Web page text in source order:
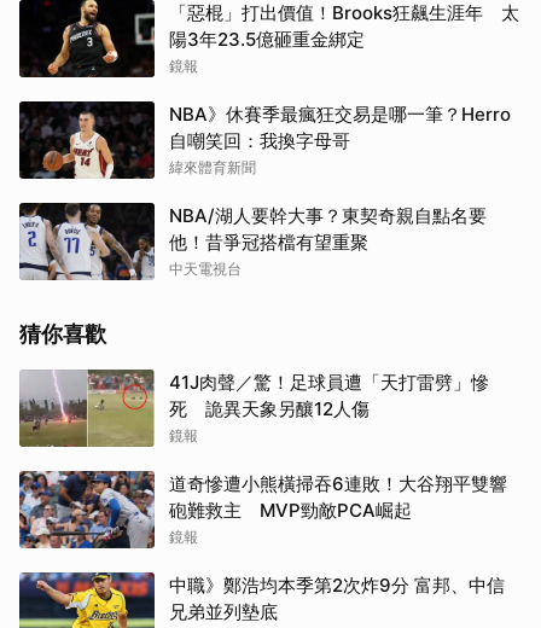
「惡棍」打出價值！Brooks狂飆生涯年 太
陽3年23.5億砸重金綁定
鏡報
NBA》休賽季最瘋狂交易是哪一筆？Herro
自嘲笑回：我換字母哥
緯來體育新聞
NBA/湖人要幹大事？東契奇親自點名要
他！昔爭冠搭檔有望重聚
中天電視台
猜你喜歡
41J肉聲／驚！足球員遭「天打雷劈」慘
死 詭異天象另釀12人傷
鏡報
道奇慘遭小熊橫掃吞6連敗！大谷翔平雙響
砲難救主 MVP勁敵PCA崛起
鏡報
中職》鄭浩均本季第2次炸9分 富邦、中信
兄弟並列墊底